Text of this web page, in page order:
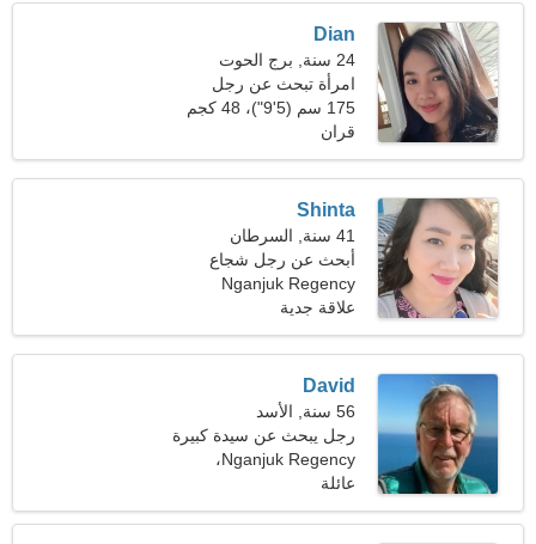
Dian
24 سنة, برج الحوت
امرأة تبحث عن رجل
175 سم (5'9")، 48 كجم
(105 رطل)
قران
Shinta
41 سنة, السرطان
أبحث عن رجل شجاع
Nganjuk Regency
علاقة جدية
David
56 سنة, الأسد
رجل يبحث عن سيدة كبيرة
Nganjuk Regency،
إندونيسيا
عائلة